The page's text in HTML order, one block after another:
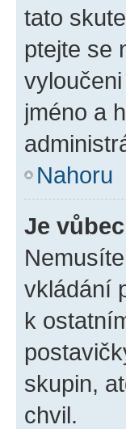
tato
ptejte se
jméno a
Nahoru
Je
vkládání
k
skupin,
chvil.